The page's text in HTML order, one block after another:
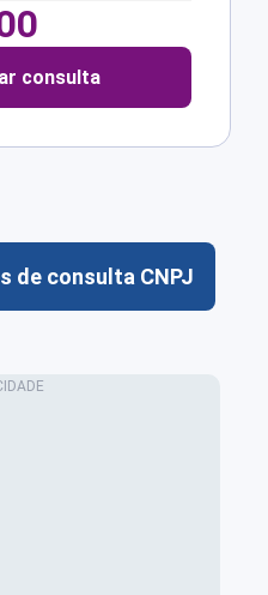
consulta
de consulta CNPJ